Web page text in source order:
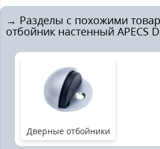
→ Разделы с похожими
отбойник настенный APECS
Дверные отбойники